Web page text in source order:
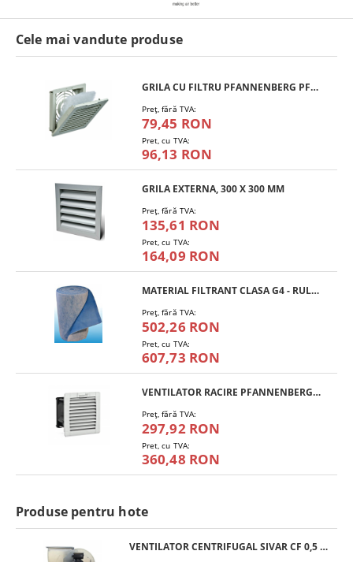
Cele mai vandute produse
GRILA CU FILTRU PFANNENBERG PFA 10.000
Preţ, fără TVA:
79,45 RON
Pret, cu TVA:
96,13 RON
GRILA EXTERNA, 300 X 300 MM
Preţ, fără TVA:
135,61 RON
Pret, cu TVA:
164,09 RON
MATERIAL FILTRANT CLASA G4 - RULOU
Preţ, fără TVA:
502,26 RON
Pret, cu TVA:
607,73 RON
VENTILATOR RACIRE PFANNENBERG PF 11.000
Preţ, fără TVA:
297,92 RON
Pret, cu TVA:
360,48 RON
Produse pentru hote
VENTILATOR CENTRIFUGAL SIVAR CF 0,5 HP 200 M4